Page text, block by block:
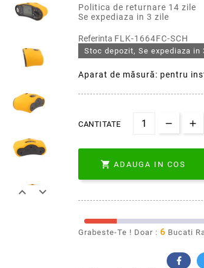
 
Politica de returnare 14 zile
Se expediaza in 3 zile
Referinta FLK-1664FC-SCH
Stoc depozit, Se expediaza in
Aparat de măsură: pentru
CANTITATE
 ADAUGA IN COS
Grabeste-Te ! Doar : 6 Bucati